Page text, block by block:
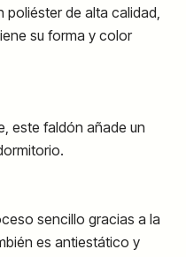
poliéster de alta calidad,
su forma y color
este faldón añade un
sencillo gracias a la
es antiestático y